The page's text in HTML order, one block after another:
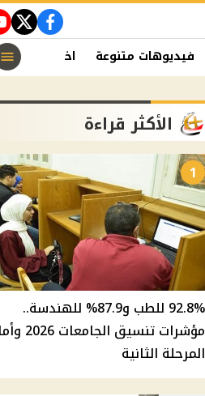
فيديوهات متنوعة اخبار الفن
الأكثر قراءة
1
92.8% للطب و87.9% للهندسة..
مؤشرات تنسيق
المرحلة الثانية